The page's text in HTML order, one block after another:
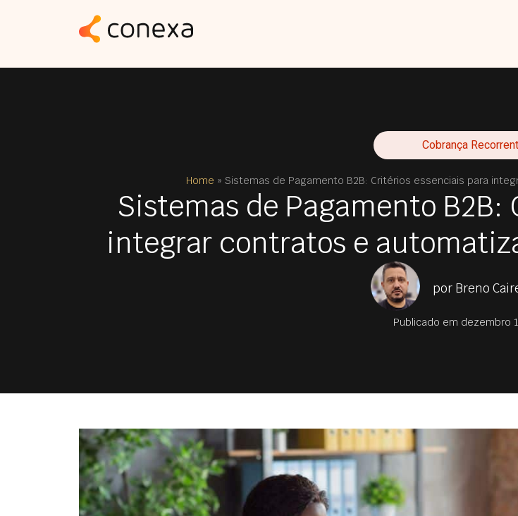
Cobrança
Home » Sistemas de Pagamento B2B: Critérios essenciais para
Sistemas de Pagamento
integrar contratos e
por Breno
Publicado em dezembro